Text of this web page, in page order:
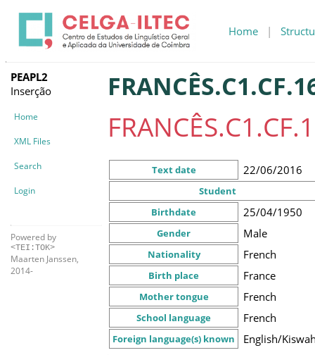
Home |
PEAPL2
Inserção
Home
XML Files
Search
Login
Powered by
<TEI:TOK>
Maarten Janssen,
2014-
Text date 22/06/2016
Student
Birthdate
25/04/1950
Gender Male
Nationality French
Birth place France
Mother tongue French
School language French
Foreign language(s) known English/